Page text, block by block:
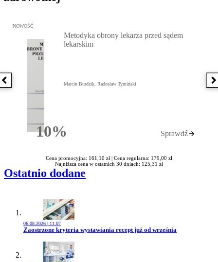
Poprzednia książka
Przejdź do: Metodyka obrony lekarza przed sądem lekarskim,
NOWOŚĆ
10%Rabatu
Metodyka obrony lekarza przed sądem
lekarskim
Marcin Burdzik, Radosław Tymiński
Sprawdź
Cena promocyjna: 161,10 zł | Cena regularna: 179,00 zł
Najniższa cena w ostatnich 30 dniach: 125,31 zł
Ostatnio dodane
06.08.2026 | 11:07
Przejdź do artykułu:
Zaostrzone kryteria wystawiania recept już od września